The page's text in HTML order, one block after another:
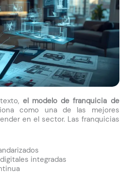
el modelo de franquicia de
como una de las mejores
en el sector. Las franquicias
integradas